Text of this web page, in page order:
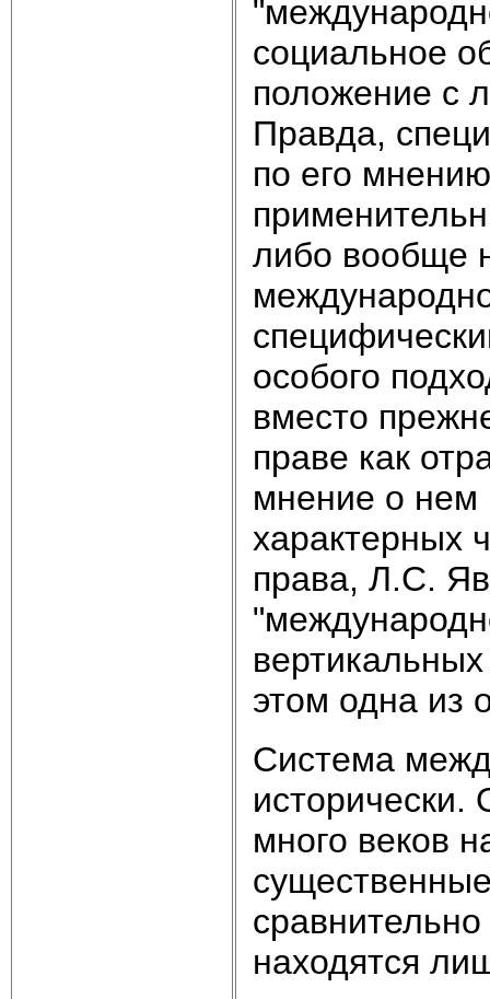
социальное
положение с
Правда,
по его
либо вообще
особого
вместо
праве как
мнение о нем
характерных
права, Л.С.
этом одна из
Система
исторически.
много веков
находятся